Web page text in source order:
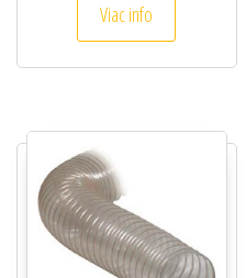
Viac info